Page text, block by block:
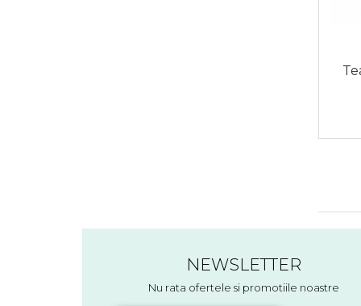
NEWSLETTER
Nu rata ofertele si promotiile noastre